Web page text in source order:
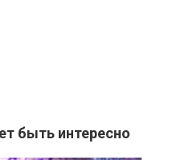
быть интересно